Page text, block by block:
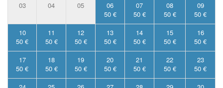
03 04 05
06
50 €
07
50 €
08
50 €
09
50 €
10
50 €
11
50 €
12
50 €
13
50 €
14
50 €
15
50 €
16
50 €
17
50 €
18
50 €
19
50 €
20
50 €
21
50 €
22
50 €
23
50 €